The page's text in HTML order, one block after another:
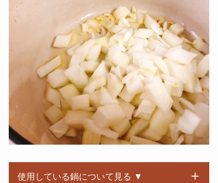
使用している鍋について見る ▼